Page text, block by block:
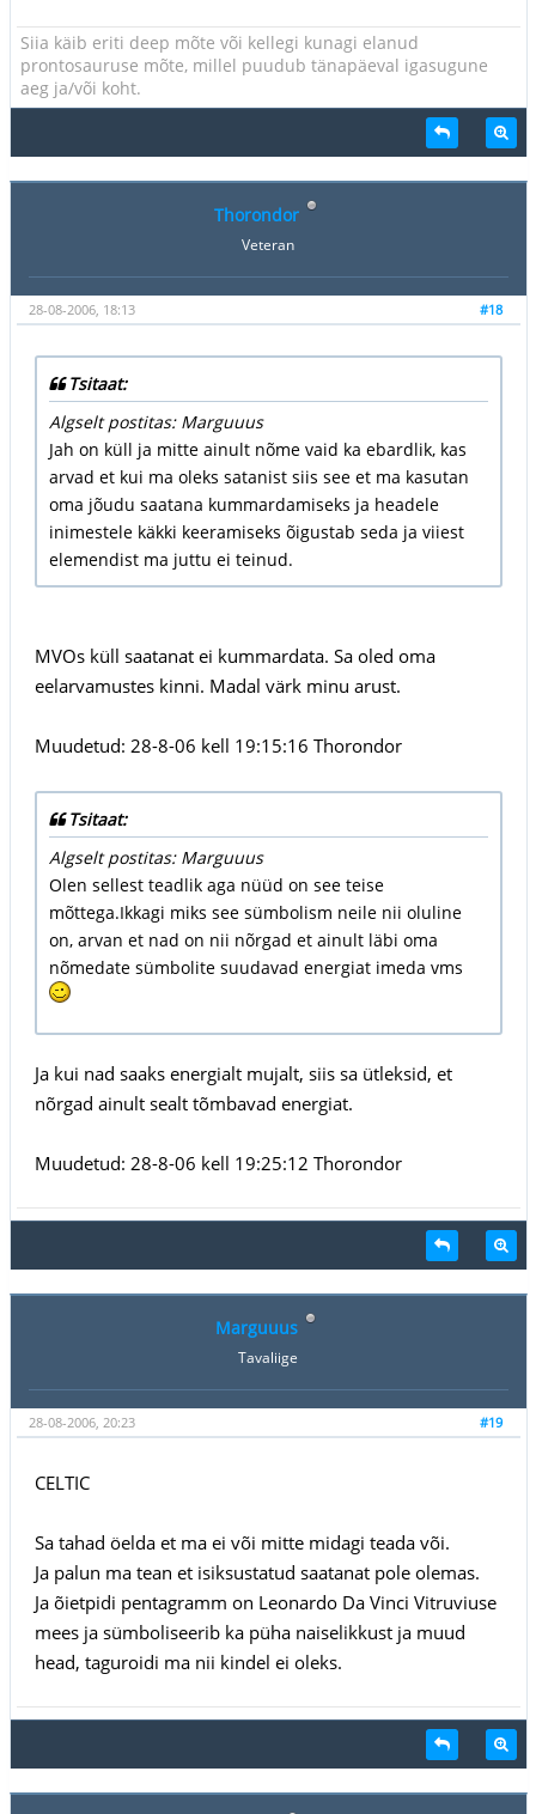
Siia käib eriti deep mõte või kellegi kunagi elanud
prontosauruse mõte, millel puudub tänapäeval igasugune
aeg ja/või koht.
Thorondor
Veteran
#18
28-08-2006, 18:13
Tsitaat:
Algselt postitas: Marguuus
Jah on küll ja mitte ainult nõme vaid ka ebardlik, kas
arvad et kui ma oleks satanist siis see et ma kasutan
oma jõudu saatana kummardamiseks ja headele
inimestele käkki keeramiseks õigustab seda ja viiest
elemendist ma juttu ei teinud.
MVOs küll saatanat ei kummardata. Sa oled oma
eelarvamustes kinni. Madal värk minu arust.
Muudetud: 28-8-06 kell 19:15:16 Thorondor
Tsitaat:
Algselt postitas: Marguuus
Olen sellest teadlik aga nüüd on see teise
mõttega.Ikkagi miks see sümbolism neile nii oluline
on, arvan et nad on nii nõrgad et ainult läbi oma
nõmedate sümbolite suudavad energiat imeda vms
Ja kui nad saaks energialt mujalt, siis sa ütleksid, et
nõrgad ainult sealt tõmbavad energiat.
Muudetud: 28-8-06 kell 19:25:12 Thorondor
Marguuus
Tavaliige
#19
28-08-2006, 20:23
CELTIC
Sa tahad öelda et ma ei või mitte midagi teada või.
Ja palun ma tean et isiksustatud saatanat pole olemas.
Ja õietpidi pentagramm on Leonardo Da Vinci Vitruviuse
mees ja sümboliseerib ka püha naiselikkust ja muud
head, taguroidi ma nii kindel ei oleks.